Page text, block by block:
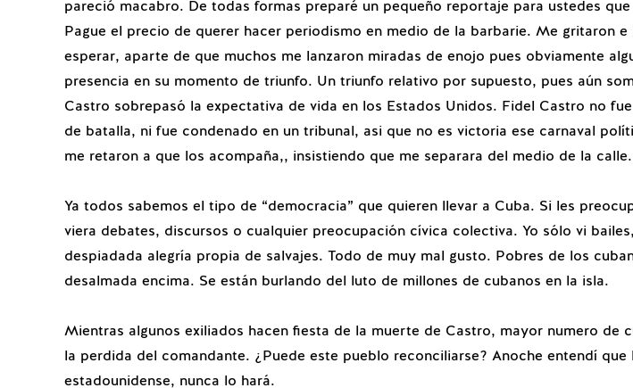
pareció macabro. De todas formas preparé un pequeño reportaje para ustedes
Pague el precio de querer hacer periodismo en medio de la barbarie. Me gritaron
esperar, aparte de que muchos me lanzaron miradas de enojo pues obviamente
presencia en su momento de triunfo. Un triunfo relativo por supuesto, pues aún
Castro sobrepasó la expectativa de vida en los Estados Unidos. Fidel Castro no
de batalla, ni fue condenado en un tribunal, asi que no es victoria ese carnaval
me retaron a que los acompaña,, insistiendo que me separara del medio de la calle.
Ya todos sabemos el tipo de “democracia” que quieren llevar a Cuba. Si les
viera debates, discursos o cualquier preocupación cívica colectiva. Yo sólo vi
despiadada alegría propia de salvajes. Todo de muy mal gusto. Pobres de los
desalmada encima. Se están burlando del luto de millones de cubanos en la isla.
Mientras algunos exiliados hacen fiesta de la muerte de Castro, mayor numero de
la perdida del comandante. ¿Puede este pueblo reconciliarse? Anoche entendí
estadounidense, nunca lo hará.